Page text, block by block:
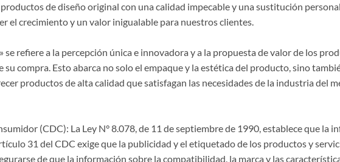
de diseño original con una calidad impecable y una sustitución
el crecimiento y un valor inigualable para nuestros clientes.
se refiere a la percepción única e innovadora y a la propuesta de valor de los
compra. Esto abarca no solo el empaque y la estética del producto, sino
productos de alta calidad que satisfagan las necesidades de la industria del
(CDC): La Ley N° 8.078, de 11 de septiembre de 1990, establece que
31 del CDC exige que la publicidad y el etiquetado de los productos y
de que la información sobre la compatibilidad, la marca y las